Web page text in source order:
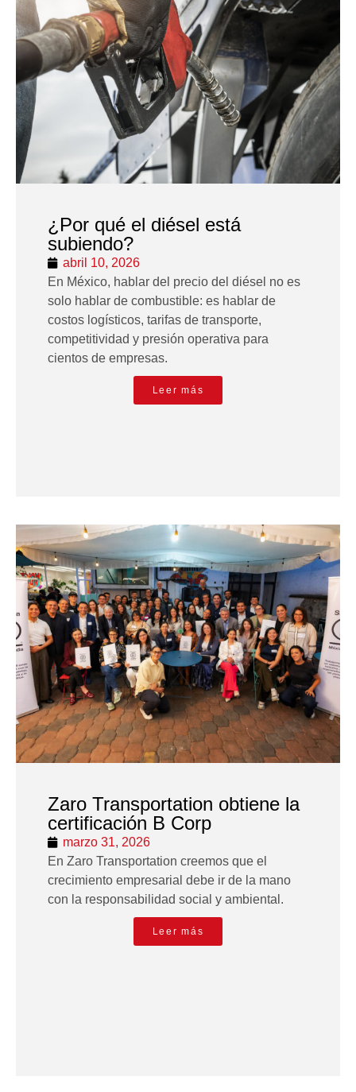
¿Por qué el diésel está
subiendo?
abril 10, 2026
En México, hablar del precio del diésel no es
solo hablar de combustible: es hablar de
costos logísticos, tarifas de transporte,
competitividad y presión operativa para
cientos de empresas.
Leer más
Zaro Transportation obtiene la
certificación B Corp
marzo 31, 2026
En Zaro Transportation creemos que el
crecimiento empresarial debe ir de la mano
con la responsabilidad social y ambiental.
Leer más